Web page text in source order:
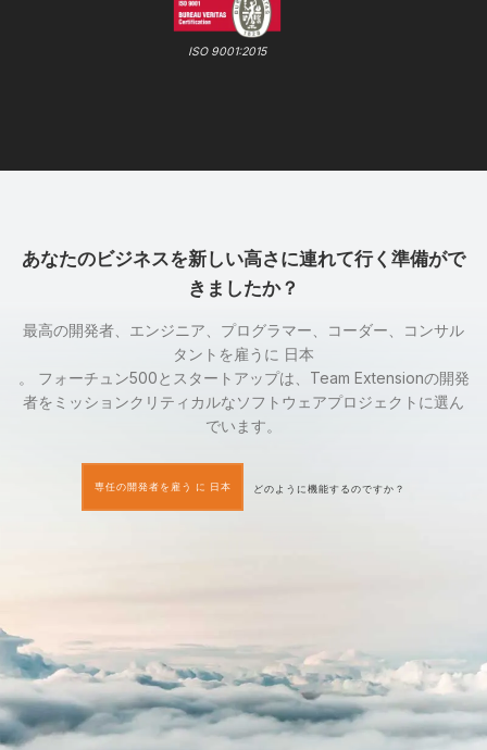
ISO 9001:2015
あなたのビジネスを新しい高さに連れて行く準備がで
きましたか？
最高の開発者、エンジニア、プログラマー、コーダー、コンサル
タントを雇うに 日本
。 フォーチュン500とスタートアップは、Team Extensionの開発
者をミッションクリティカルなソフトウェアプロジェクトに選ん
でいます。
専任の開発者を雇う に 日本 どのように機能するのですか？